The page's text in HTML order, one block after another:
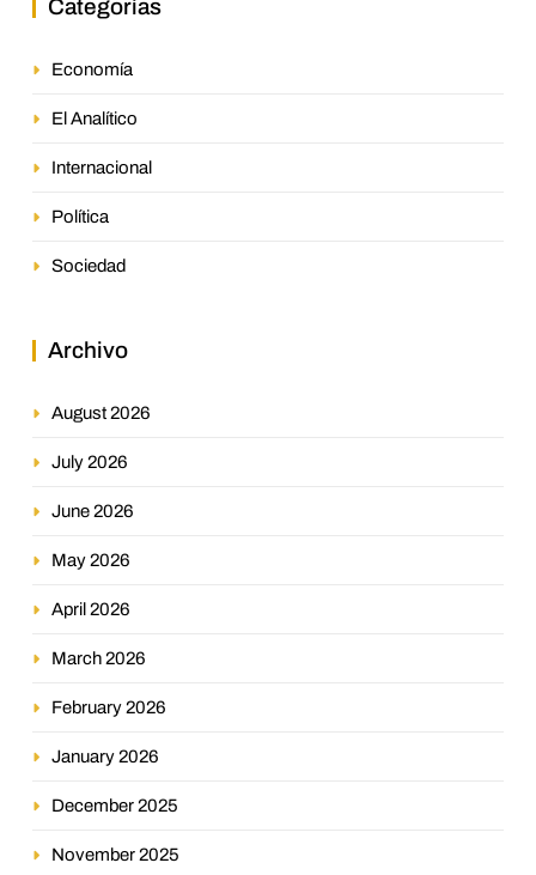
Categorías
Economía
El Analítico
Internacional
Política
Sociedad
Archivo
August 2026
July 2026
June 2026
May 2026
April 2026
March 2026
February 2026
January 2026
December 2025
November 2025